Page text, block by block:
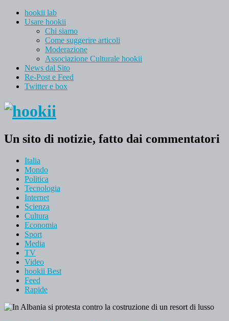
hookii lab
Usare hookii
Chi siamo
Come suggerire articoli
Moderazione
Associazione Culturale hookii
News dal Sito
Re-Post e Feed
Twitter e box
Un sito di notizie, fatto dai commentatori
Italia
Mondo
Politica
Tecnologia
Internet
Scienza
Cultura
Economia
Sport
Media
TV
Video
hookii Best
Feed
Rapide